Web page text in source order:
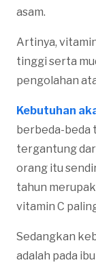
asam.
Artinya,
tinggi serta
pengolahan
Kebutuhan
berbeda-beda
tergantung
orang itu
tahun
vitamin C
Sedangkan
adalah pada